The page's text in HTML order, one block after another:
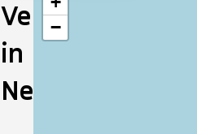
Verspreiding
in
Nederland
−